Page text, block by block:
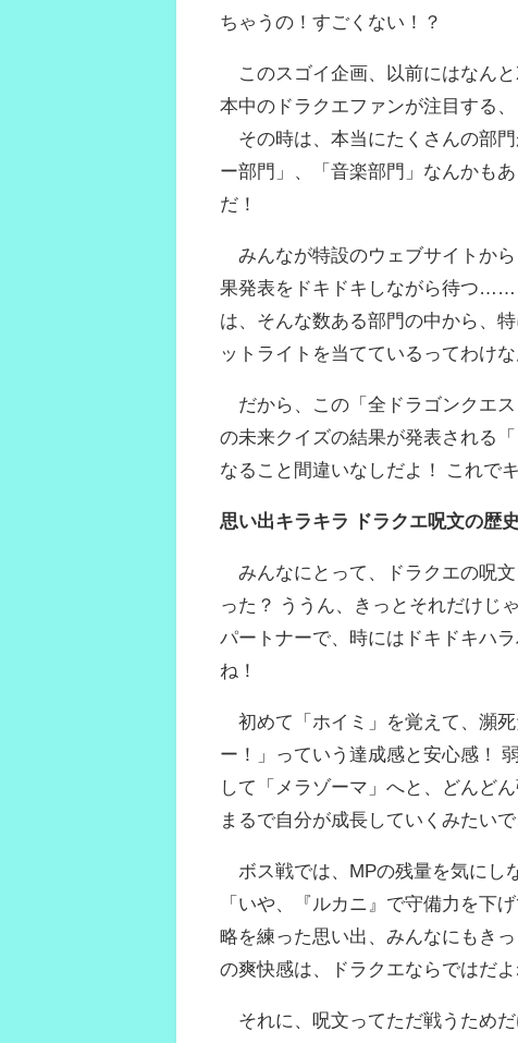
ちゃうの！すごくない！？
このスゴイ企画、以前にはなんと
本中のドラクエファンが注目する
その時は、本当にたくさんの部
ー部門」、「音楽部門」なんかも
だ！
みんなが特設のウェブサイトか
果発表をドキドキしながら待つ……
は、そんな数ある部門の中から、
ットライトを当てているってわけな
だから、この「全ドラゴンクエ
の未来クイズの結果が発表される
なること間違いなしだよ！ これで
思い出キラキラ ドラクエ呪文の歴
みんなにとって、ドラクエの呪
った？ ううん、きっとそれだけじ
パートナーで、時にはドキドキハ
ね！
初めて「ホイミ」を覚えて、瀕
ー！」っていう達成感と安心感！
して「メラゾーマ」へと、どんど
まるで自分が成長していくみたい
ボス戦では、MPの残量を気にし
「いや、『ルカニ』で守備力を下
略を練った思い出、みんなにもき
の爽快感は、ドラクエならではだよ
それに、呪文ってただ戦うため